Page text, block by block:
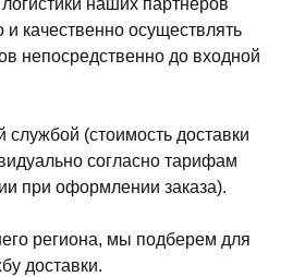
наших партнеров
качественно осуществлять
непосредственно до входной
службой (стоимость доставки
согласно тарифам
при оформлении заказа).
региона, мы подберем для
доставки.